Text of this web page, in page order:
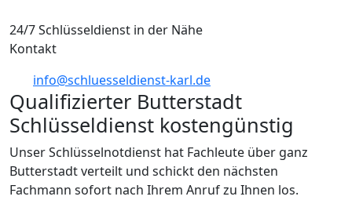
24/7 Schlüsseldienst in der Nähe
Kontakt
info@schluesseldienst-karl.de
Qualifizierter Butterstadt
Schlüsseldienst kostengünstig
Unser Schlüsselnotdienst hat Fachleute über ganz
Butterstadt verteilt und schickt den nächsten
Fachmann sofort nach Ihrem Anruf zu Ihnen los.